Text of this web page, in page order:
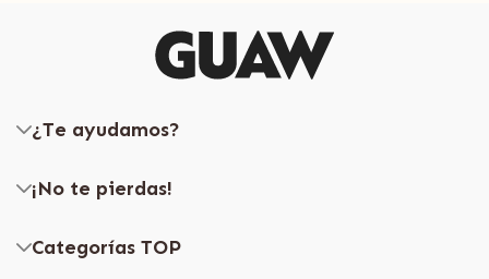
¿Te ayudamos?
¡No te pierdas!
Categorías TOP